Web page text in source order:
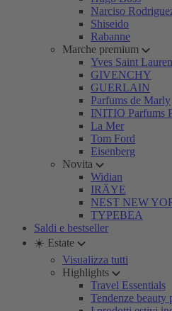
Narciso
Shiseido
Rabanne
Marche premium
Yves Saint
GIVENCHY
GUERLAIN
Parfums de Marly
INITIO Parfums
La Mer
Tom Ford
Eisenberg
Novita
Widian
IRÄYE
NEST NEW
TYPEBEA
Saldi e bestseller
☀️ Estate
Visualizza tutti
Highlights
Travel Essentials
Tendenze beauty